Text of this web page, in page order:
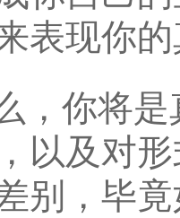
表现你
，你将
以及对
别，毕